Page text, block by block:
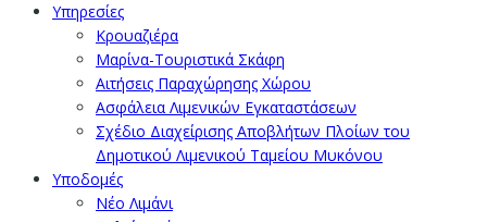
Υπηρεσίες
Κρουαζιέρα
Μαρίνα-Τουριστικά Σκάφη
Αιτήσεις Παραχώρησης Χώρου
Ασφάλεια Λιμενικών Εγκαταστάσεων
Σχέδιο Διαχείρισης Αποβλήτων Πλοίων του
Δημοτικού Λιμενικού Ταμείου Μυκόνου
Υποδομές
Νέο Λιμάνι